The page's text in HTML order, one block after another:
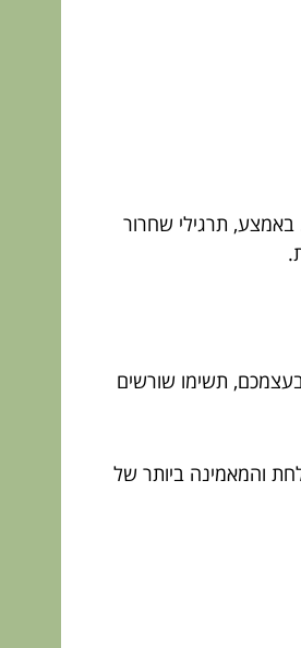
באמצע, תרגילי שחרור
תשימו שורשים
והמאמינה ביותר של